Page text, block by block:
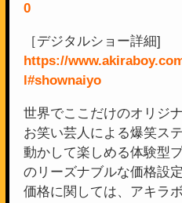
0
［デジタルショー詳細]
https://
l#shownaiyo
世界でここだけのオリジ
お笑い芸人による爆笑ス
動かして楽しめる体験型
のリーズナブルな価格設
価格に関しては、アキラ